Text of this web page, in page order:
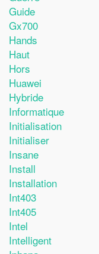
Guide
Gx700
Hands
Haut
Hors
Huawei
Hybride
Informatique
Initialisation
Initialiser
Insane
Install
Installation
Int403
Int405
Intel
Intelligent